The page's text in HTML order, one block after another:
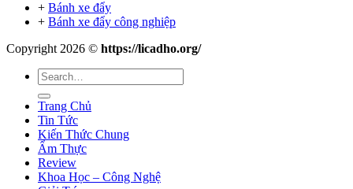
+ Bánh xe đẩy
+ Bánh xe đẩy công nghiệp
Copyright 2026 © https://licadho.org/
Trang Chủ
Tin Tức
Kiến Thức Chung
Ẩm Thực
Review
Khoa Học – Công Nghệ